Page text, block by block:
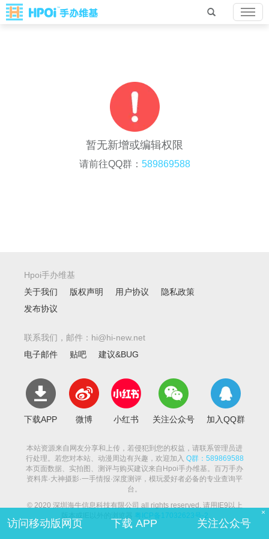
暂无新增或编辑权限
请前往QQ群： 589869588
Hpoi手办维基
关于我们
版权声明 用户协议
隐私政策
发布协议
联系我们，邮件：hi@hi-new.net
电子邮件
贴吧 建议&BUG
下载APP 微博 小红书 关注公众号 加入QQ群
本站资源来自网友分享和上传，若侵犯到您的权益，请联系管理员进
行处理。若您对本站、动漫周边有兴趣，欢迎加入 Q群：589869588
本页面数据、实拍图、测评与购买建议来自Hpoi手办维基。百万手办
资料库·大神摄影·一手情报·深度测评，模玩爱好者必备的专业查询平
台。
© 2020 深圳海牛信息科技有限公司 all rights reserved. 请用IE9以上
粤ICP备17032623号-2
访问移动版网页 下载 APP 关注公众号
×